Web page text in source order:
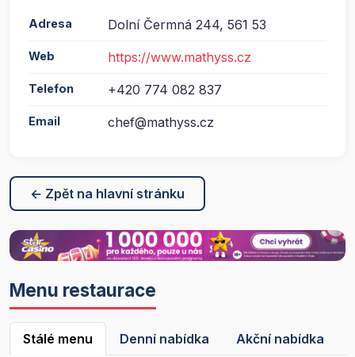
Adresa Dolní Čermná 244, 561 53
Web https://www.mathyss.cz
Telefon +420 774 082 837
Email chef@mathyss.cz
← Zpět na hlavní stránku
Menu restaurace
Stálé menu Denní nabídka Akční nabídka